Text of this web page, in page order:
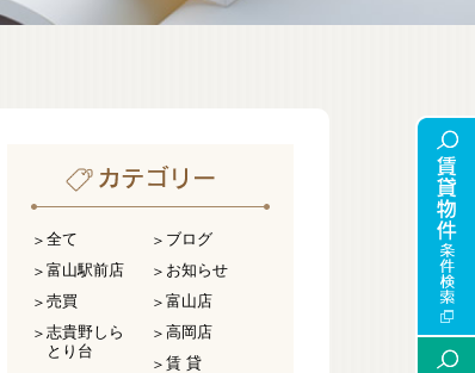
全て
富山駅前店
売買
志貴野しら
とり台
ブログ
お知らせ
富山店
高岡店
賃 貸